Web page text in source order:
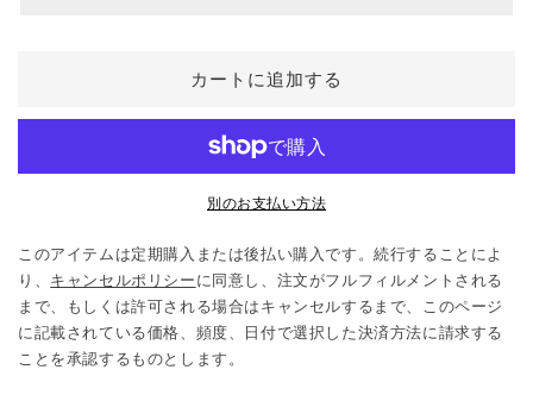
カートに追加する
別のお支払い方法
このアイテムは定期購入または後払い購入です。続行することによ
り、 キャンセルポリシー に同意し、注文がフルフィルメントされる
まで、もしくは許可される場合はキャンセルするまで、このページ
に記載されている価格、頻度、日付で選択した決済方法に請求する
ことを承認するものとします。